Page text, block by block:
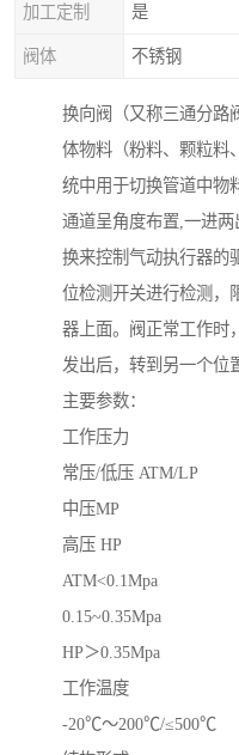
加工定制 是
阀体 不锈钢
换向阀（又称三通分路
体物料（粉料、颗粒料
统中用于切换管道中物
通道呈角度布置,一进
换来控制气动执行器的
位检测开关进行检测，
器上面。阀正常工作时
发出后，转到另一个位
主要参数：
工作压力
常压/低压 ATM/LP
中压MP
高压 HP
ATM<0.1Mpa
0.15~0.35Mpa
HP＞0.35Mpa
工作温度
-20℃～200℃/≤500℃